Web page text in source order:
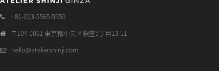
+81-(0)3-5565-5950
〒104-0061 東京都中央区銀座5丁目13-11
hello@ateliershinji.com